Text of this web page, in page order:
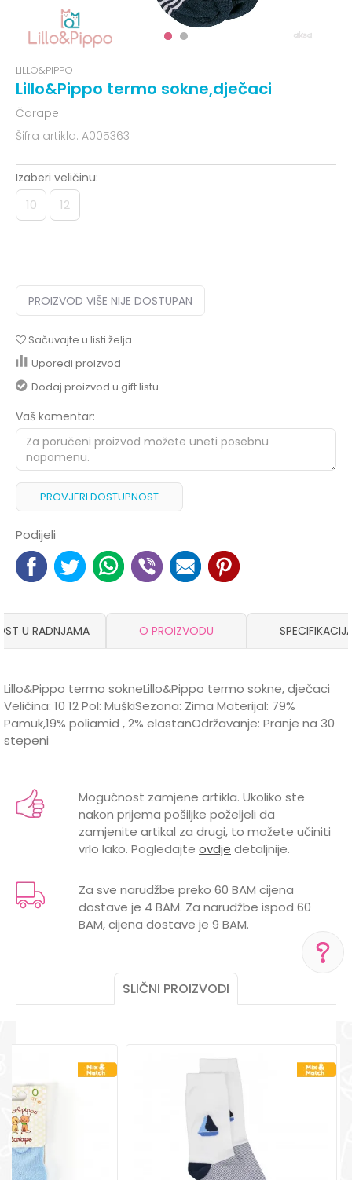
LILLO&PIPPO
Lillo&Pippo termo sokne,dječaci
Čarape
Šifra artikla: A005363
Izaberi veličinu:
10 12
PROIZVOD VIŠE NIJE DOSTUPAN
Sačuvajte u listi želja
Uporedi proizvod
Dodaj proizvod u gift listu
Vaš komentar:
PROVJERI DOSTUPNOST
Podijeli
POMOĆ PRI KUPOVINI
Radno vreme
Pišite nam
aksaonlinebih@aksabih.ba
U RADNJAMA O PROIZVODU
Lillo&Pippo termo sokneLillo&Pippo termo sokne, dječaci
Veličina: 10 12 Pol: MuškiSezona: Zima Materijal: 79%
Pamuk,19% poliamid , 2% elastanOdržavanje: Pranje na 30
stepeni
Kategorija
Čarape
Brend
LILLO&PIPPO
MUŠKI
Email
Mogućnost zamjene artikla. Ukoliko ste
nakon prijema pošiljke poželjeli da
zamjenite artikal za drugi, to možete učiniti
vrlo lako. Pogledajte ovdje detaljnije.
Za sve narudžbe preko 60 BAM cijena
dostave je 4 BAM. Za narudžbe ispod 60
BAM, cijena dostave je 9 BAM.
SLIČNI PROIZVODI